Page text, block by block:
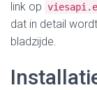
link op
dat in detail
bladzijde.